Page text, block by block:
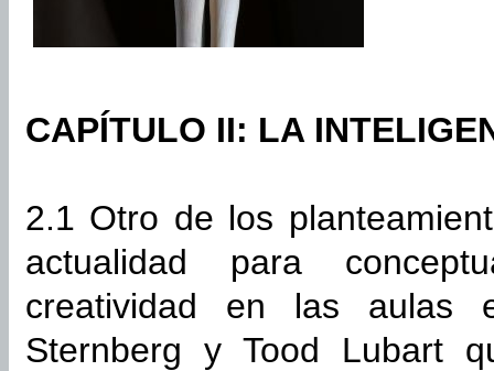
CAPÍTULO II: LA
2.1 Otro de los
actualidad para
creatividad en las aulas
Sternberg y Tood Lubart